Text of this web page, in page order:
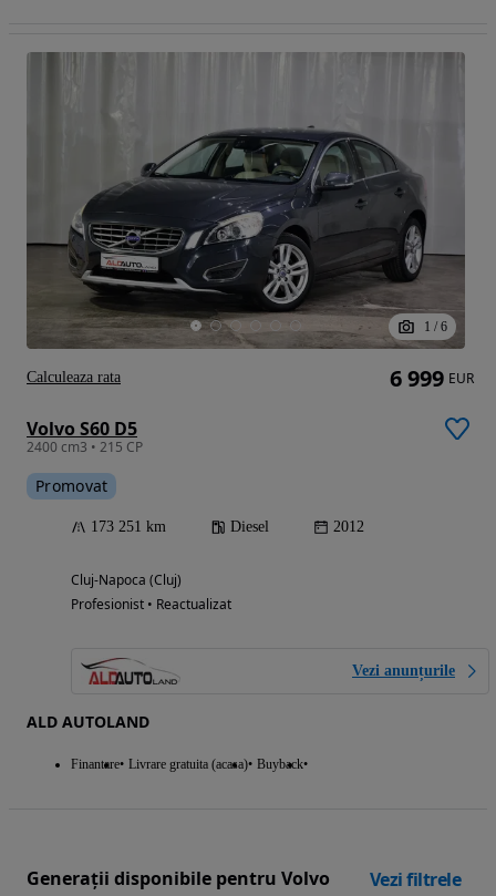
1 / 6
Volvo S60 D5
2400 cm3 • 215 CP
Promovat
173 251 km Diesel 2012
Cluj-Napoca (Cluj)
Profesionist • Reactualizat
Vezi anunțurile
ALD AUTOLAND
Finantare Livrare gratuita (acasa) Buyback
6 999 EUR
Calculeaza rata
Generații disponibile pentru Volvo Vezi filtrele